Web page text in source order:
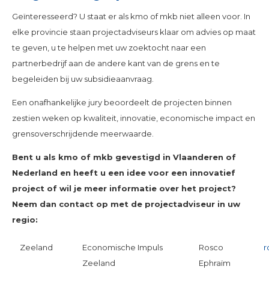
Geïnteresseerd? U staat er als kmo of mkb niet alleen voor. In
elke provincie staan projectadviseurs klaar om advies op maat
te geven, u te helpen met uw zoektocht naar een
partnerbedrijf aan de andere kant van de grens en te
begeleiden bij uw subsidieaanvraag.
Een onafhankelijke jury beoordeelt de projecten binnen
zestien weken op kwaliteit, innovatie, economische impact en
grensoverschrijdende meerwaarde.
Bent u als kmo of mkb gevestigd in Vlaanderen of
Nederland en heeft u een idee voor een innovatief
project of wil je meer informatie over het project?
Neem dan contact op met de projectadviseur in uw
regio:
Zeeland
Economische Impuls
Zeeland
Rosco
Ephraïm